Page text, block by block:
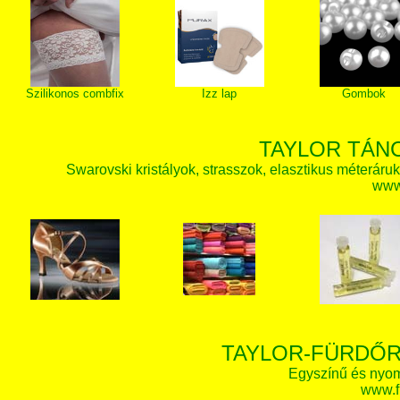
Szilikonos combfix Izz lap Gombok
TAYLOR
Swarovski kristályok, strasszok, elasztikus
TAYLOR-
Egyszínű és